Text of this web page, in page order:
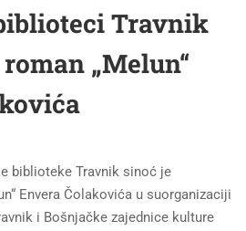
Travnik
„Melun“
biblioteke Travnik sinoć je
Envera Čolakovića u suorganizaciji
i Bošnjačke zajednice kulture